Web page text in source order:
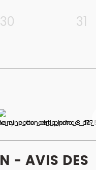
30 31
- AVIS DES